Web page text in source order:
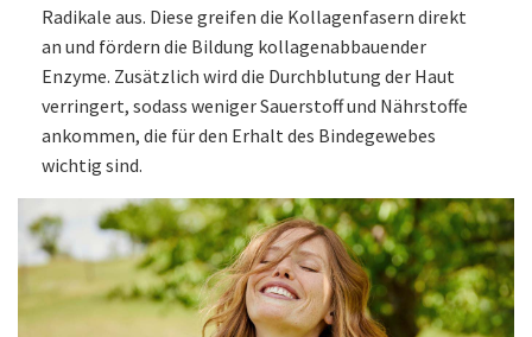
Radikale aus. Diese greifen die Kollagenfasern direkt
an und fördern die Bildung kollagenabbauender
Enzyme. Zusätzlich wird die Durchblutung der Haut
verringert, sodass weniger Sauerstoff und Nährstoffe
ankommen, die für den Erhalt des Bindegewebes
wichtig sind.